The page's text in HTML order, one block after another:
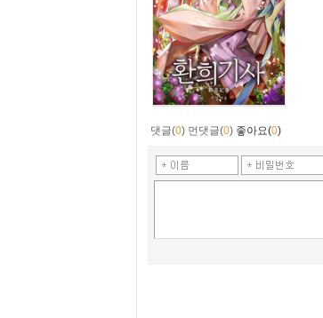
댓글(0) 먼댓글(0) 좋아요(0)